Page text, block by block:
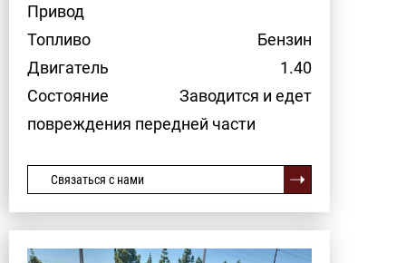
Привод
Топливо
Бензин
Двигатель
1.40
Состояние
Заводится и едет
повреждения передней части
Связаться с нами